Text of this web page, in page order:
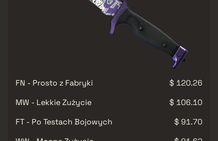
FN - Prosto z Fabryki
$ 120.26
MW - Lekkie Zużycie
$ 106.10
FT - Po Testach Bojowych
$ 91.70